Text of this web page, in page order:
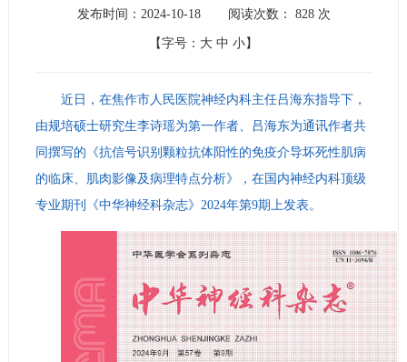
发布时间：2024-10-18 阅读次数： 828次
【字号： 大 中 小】
近日，在焦作市人民医院神经内科主任吕海东指导下，
由规培硕士研究生李诗瑶为第一作者、吕海东为通讯作者共
同撰写的《抗信号识别颗粒抗体阳性的免疫介导坏死性肌病
的临床、肌肉影像及病理特点分析》，在国内神经内科顶级
专业期刊《中华神经科杂志》2024年第9期上发表。